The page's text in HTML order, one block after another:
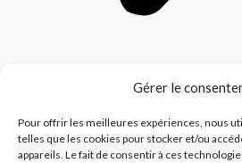
Gérer le
Pour offrir les meilleures expériences, nous
telles que les cookies pour stocker et/ou
appareils. Le fait de consentir à ces
HOME FASHION NEWS est un
de l’univers maison et au grand public
le marché et les tendances de façon
lecteurs une vision complète.